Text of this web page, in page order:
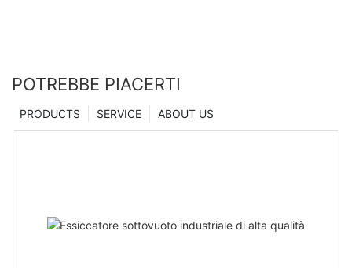
POTREBBE PIACERTI
ABOUT US
SERVICE
PRODUCTS